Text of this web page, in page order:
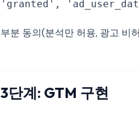
'granted',
부분 동의(분석만 허용, 광고 비
3단계: GTM 구현